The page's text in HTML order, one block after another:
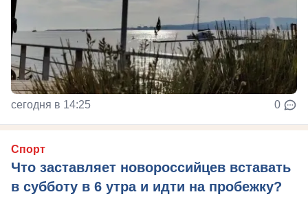
сегодня в 14:25 0
Спорт
Что заставляет новороссийцев вставать
в субботу в 6 утра и идти на пробежку?